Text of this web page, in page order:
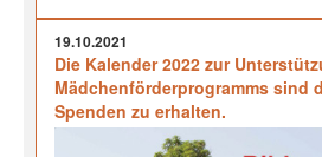
19.10.2021
Die Kalender 2022 zur
Mädchenförderprogramms sind
Spenden zu erhalten.